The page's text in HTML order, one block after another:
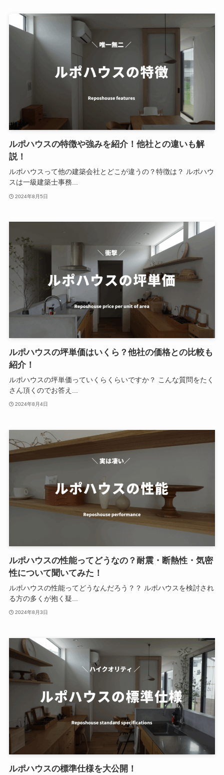
ルポハウスの特徴や強みを紹介！他社との違いも解
説！
ルポハウスって他の建築会社とどこが違うの？特徴は？ ルポハウ
スは一級建築士事務...
2024年8月5日
ルポハウスの坪単価はいくら？他社の価格との比較も
紹介！
ルポハウスの坪単価っていくらくらいですか？ こんな質問をたく
さん頂くのでお答え...
2024年8月4日
ルポハウスの性能ってどうなの？耐震・断熱性・気密
性について聞いてみた！
ルポハウスの性能ってどうなんだろう？？ ルポハウスを検討され
る方の多くが抱く疑...
2024年8月3日
ルポハウスの標準仕様を大公開！